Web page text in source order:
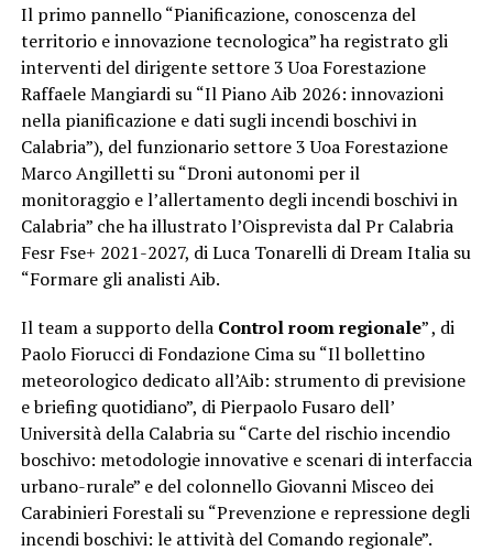
Il primo pannello “Pianificazione, conoscenza del
territorio e innovazione tecnologica” ha registrato gli
interventi del dirigente settore 3 Uoa Forestazione
Raffaele Mangiardi su “Il Piano Aib 2026: innovazioni
nella pianificazione e dati sugli incendi boschivi in
Calabria”), del funzionario settore 3 Uoa Forestazione
Marco Angilletti su “Droni autonomi per il
monitoraggio e l’allertamento degli incendi boschivi in
Calabria” che ha illustrato l’Oisprevista dal Pr Calabria
Fesr Fse+ 2021-2027, di Luca Tonarelli di Dream Italia su
“Formare gli analisti Aib.
Il team a supporto dellaControl room regionale” , di
Paolo Fiorucci di Fondazione Cima su “Il bollettino
meteorologico dedicato all’Aib: strumento di previsione
e briefing quotidiano”, di Pierpaolo Fusaro dell’
Università della Calabria su “Carte del rischio incendio
boschivo: metodologie innovative e scenari di interfaccia
urbano-rurale” e del colonnello Giovanni Misceo dei
Carabinieri Forestali su “Prevenzione e repressione degli
incendi boschivi: le attività del Comando regionale”.